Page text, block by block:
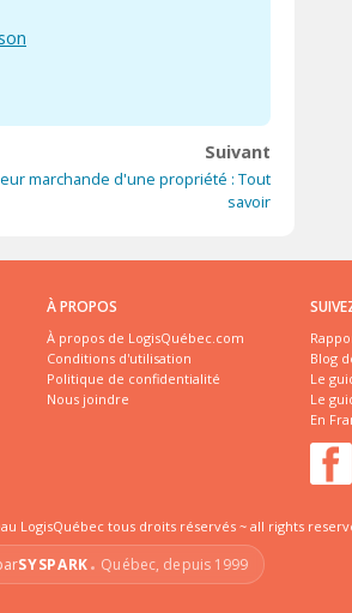
Suivant
marchande d'une propriété : Tout
savoir
À PROPOS
À propos de LogisQuébec.com
Conditions d'utilisation
Politique de confidentialité
Nous joindre
Blog
Le
Le
En
LogisQuébec tous droits réservés ~ all rights
SYSPARK Québec, depuis 1999